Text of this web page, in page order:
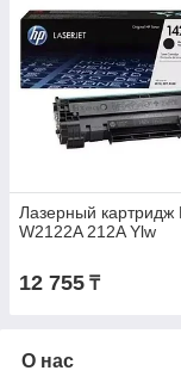
Лазерный картридж
W2122A 212A Ylw
12 755 ₸
О нас